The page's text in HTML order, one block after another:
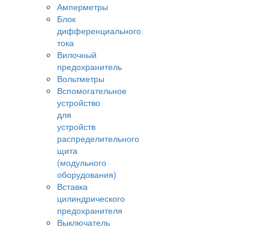
Амперметры
Блок
дифференциального
тока
Вилочный
предохранитель
Вольтметры
Вспомогательное
устройство
для
устройств
распределительного
щита
(модульного
оборудования)
Вставка
цилиндрического
предохранителя
Выключатель